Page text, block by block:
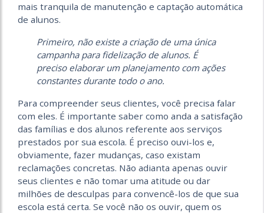
mais tranquila de manutenção e captação automática
de alunos.
Primeiro, não existe a criação de uma única
campanha para fidelização de alunos. É
preciso elaborar um planejamento com ações
constantes durante todo o ano.
Para compreender seus clientes, você precisa falar
com eles. É importante saber como anda a satisfação
das famílias e dos alunos referente aos serviços
prestados por sua escola. É preciso ouvi-los e,
obviamente, fazer mudanças, caso existam
reclamações concretas. Não adianta apenas ouvir
seus clientes e não tomar uma atitude ou dar
milhões de desculpas para convencê-los de que sua
escola está certa. Se você não os ouvir, quem os